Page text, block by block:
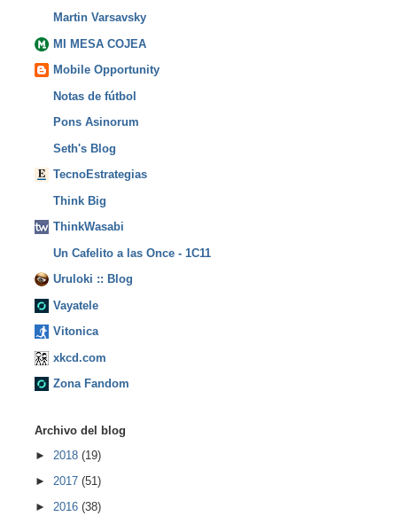
Martin Varsavsky
MI MESA COJEA
Mobile Opportunity
Notas de fútbol
Pons Asinorum
Seth's Blog
TecnoEstrategias
Think Big
ThinkWasabi
Un Cafelito a las Once - 1C11
Uruloki :: Blog
Vayatele
Vitonica
xkcd.com
Zona Fandom
Archivo del blog
► 2018 (19)
► 2017 (51)
► 2016 (38)